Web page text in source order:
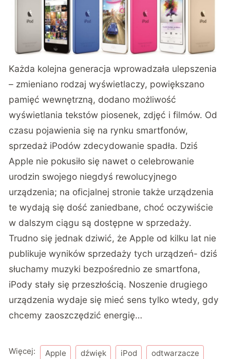
Każda kolejna generacja wprowadzała ulepszenia
– zmieniano rodzaj wyświetlaczy, powiększano
pamięć wewnętrzną, dodano możliwość
wyświetlania tekstów piosenek, zdjęć i filmów. Od
czasu pojawienia się na rynku smartfonów,
sprzedaż iPodów zdecydowanie spadła. Dziś
Apple nie pokusiło się nawet o celebrowanie
urodzin swojego niegdyś rewolucyjnego
urządzenia; na oficjalnej stronie także urządzenia
te wydają się dość zaniedbane, choć oczywiście
w dalszym ciągu są dostępne w sprzedaży.
Trudno się jednak dziwić, że Apple od kilku lat nie
publikuje wyników sprzedaży tych urządzeń- dziś
słuchamy muzyki bezpośrednio ze smartfona,
iPody stały się przeszłością. Noszenie drugiego
urządzenia wydaje się mieć sens tylko wtedy, gdy
chcemy zaoszczędzić energię…
Więcej: Apple dźwięk iPod odtwarzacze